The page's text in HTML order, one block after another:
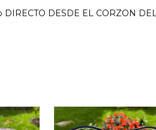
DESDE EL CORZON